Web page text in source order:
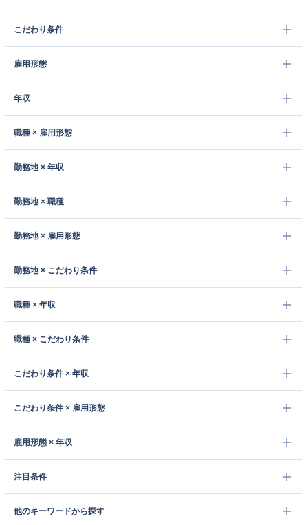
こだわり条件
雇用形態
年収
職種 × 雇用形態
勤務地 × 年収
勤務地 × 職種
勤務地 × 雇用形態
勤務地 × こだわり条件
職種 × 年収
職種 × こだわり条件
こだわり条件 × 年収
こだわり条件 × 雇用形態
雇用形態 × 年収
注目条件
他のキーワードから探す